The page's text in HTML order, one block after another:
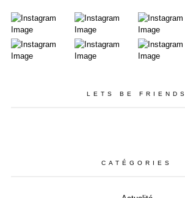
LETS BE FRIENDS
CATÉGORIES